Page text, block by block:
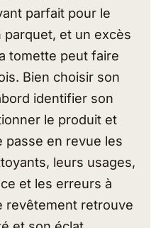
parfait pour le
et un excès
tomette peut faire
Bien choisir son
identifier son
le produit et
passe en revue les
leurs usages,
et les erreurs à
revêtement retrouve